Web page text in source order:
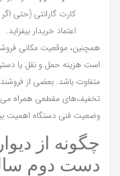
کارت گارانتی (حتی
اعتماد خریدار بیفزاید.
همچنین، موقعیت مکانی
است هزینه حمل و نقل یا
متفاوت باشد. بعضی از
تخفیف‌های مقطعی همراه
وضعیت فنی دستگاه اهمیت
چگونه از
دست دوم